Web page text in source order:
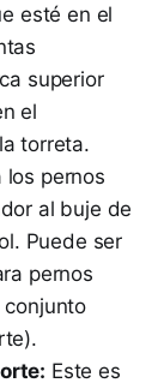
esté en el
superior
el
torreta.
los pernos
al buje de
Puede ser
pernos
Este es